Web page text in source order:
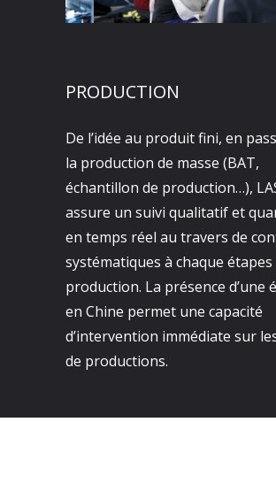
PRODUCTION
De l’idée au produit fini, en
la production de masse (BAT,
échantillon de production…),
assure un suivi qualitatif et
en temps réel au travers de
systématiques à chaque étapes
production. La présence d’une
en Chine permet une capacité
d’intervention immédiate sur
de productions.